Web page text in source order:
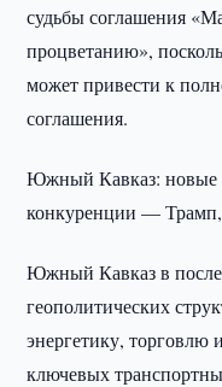
судьбы соглашения
процветанию»,
может привести к
соглашения.
Южный Кавказ: новые
конкуренции —
Южный Кавказ в
геополитических
энергетику, торговлю
ключевых